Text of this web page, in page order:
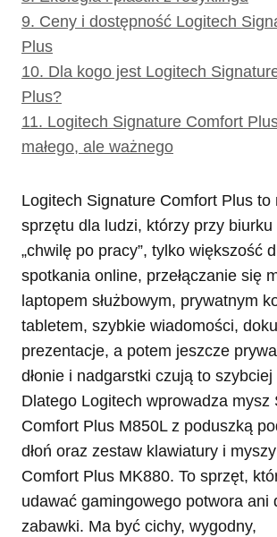
9. Ceny i dostępność Logitech
Plus
10. Dla kogo jest Logitech
Plus?
11. Logitech Signature Comfort
małego, ale ważnego
Logitech Signature Comfort Plus to
sprzętu dla ludzi, którzy przy
„chwilę po pracy”, tylko większość
spotkania online, przełączanie się
laptopem służbowym, prywatnym
tabletem, szybkie wiadomości,
prezentacje, a potem jeszcze
dłonie i nadgarstki czują to
Dlatego Logitech wprowadza mysz
Comfort Plus M850L z poduszką
dłoń oraz zestaw klawiatury i
Comfort Plus MK880. To sprzęt,
udawać gamingowego potwora ani
zabawki. Ma być cichy, wygodny,